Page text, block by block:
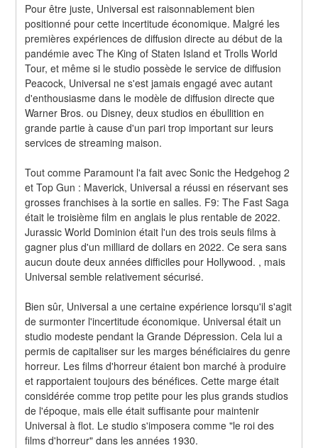
Pour être juste, Universal est raisonnablement bien
positionné pour cette incertitude économique. Malgré les
premières expériences de diffusion directe au début de la
pandémie avec The King of Staten Island et Trolls World
Tour, et même si le studio possède le service de diffusion
Peacock, Universal ne s'est jamais engagé avec autant
d'enthousiasme dans le modèle de diffusion directe que
Warner Bros. ou Disney, deux studios en ébullition en
grande partie à cause d'un pari trop important sur leurs
services de streaming maison.
Tout comme Paramount l'a fait avec Sonic the Hedgehog 2
et Top Gun : Maverick, Universal a réussi en réservant ses
grosses franchises à la sortie en salles. F9: The Fast Saga
était le troisième film en anglais le plus rentable de 2022.
Jurassic World Dominion était l'un des trois seuls films à
gagner plus d'un milliard de dollars en 2022. Ce sera sans
aucun doute deux années difficiles pour Hollywood. , mais
Universal semble relativement sécurisé.
Bien sûr, Universal a une certaine expérience lorsqu'il s'agit
de surmonter l'incertitude économique. Universal était un
studio modeste pendant la Grande Dépression. Cela lui a
permis de capitaliser sur les marges bénéficiaires du genre
horreur. Les films d'horreur étaient bon marché à produire
et rapportaient toujours des bénéfices. Cette marge était
considérée comme trop petite pour les plus grands studios
de l'époque, mais elle était suffisante pour maintenir
Universal à flot. Le studio s'imposera comme "le roi des
films d'horreur" dans les années 1930.